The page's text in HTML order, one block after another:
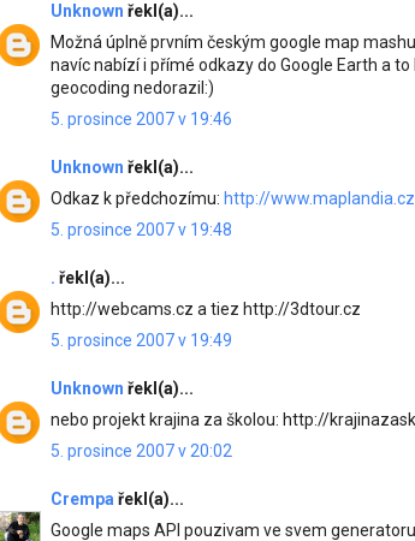
Unknown řekl(a)...
Možná úplně prvním českým google map
navíc nabízí i přímé odkazy do Google Earth a
geocoding nedorazil:)
5. prosince 2007 v 19:46
Unknown řekl(a)...
Odkaz k předchozímu: http://www.maplandia.cz
5. prosince 2007 v 19:48
. řekl(a)...
http://webcams.cz a tiez http://3dtour.cz
5. prosince 2007 v 19:49
Unknown řekl(a)...
nebo projekt krajina za školou: http://
5. prosince 2007 v 20:02
Crempa řekl(a)...
Google maps API pouzivam ve svem